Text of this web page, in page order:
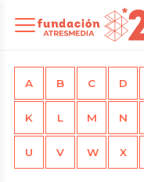
A B C D
K L M N
U V W X